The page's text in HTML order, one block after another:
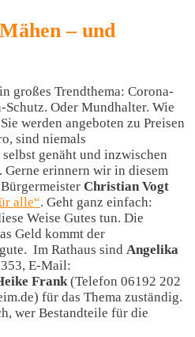
– und
großes Trendthema: Corona-
Oder Mundhalter. Wie
werden angeboten zu Preisen
sind niemals
genäht und inzwischen
erinnern wir in diesem
Christian Vogt
alle“. Geht ganz einfach:
Weise Gutes tun. Die
Geld kommt der
Im Rathaus sind Angelika
E-Mail:
Frank (Telefon 06192 202
für das Thema zuständig.
wer Bestandteile für die